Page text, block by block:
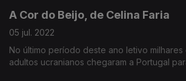
A Cor do Beijo, de Celina Faria
05 jul. 2022
No último período deste ano letivo milhares
adultos ucranianos chegaram a Portugal